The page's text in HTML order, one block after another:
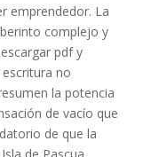
emprendedor. La
complejo y
pdf y
no
la potencia
de vacío que
de que la